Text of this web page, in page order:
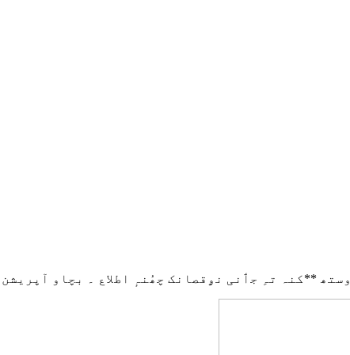
**کنہ تہِ جٲنی نۄقصانک چھُنہٕ اطلاع ۔ بچاو